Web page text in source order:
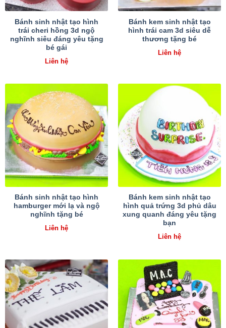
Bánh sinh nhật tạo hình
trái cheri hồng 3d ngộ
nghĩnh siêu đáng yêu tặng
bé gái
Liên hệ
Bánh kem sinh nhật tạo
hình trái cam 3d siêu dễ
thương tặng bé
Liên hệ
Bánh sinh nhật tạo hình
hamburger mới lạ và ngộ
nghĩnh tặng bé
Liên hệ
Bánh kem sinh nhật tạo
hình quả trứng 3d phủ dâu
xung quanh đáng yêu tặng
bạn
Liên hệ